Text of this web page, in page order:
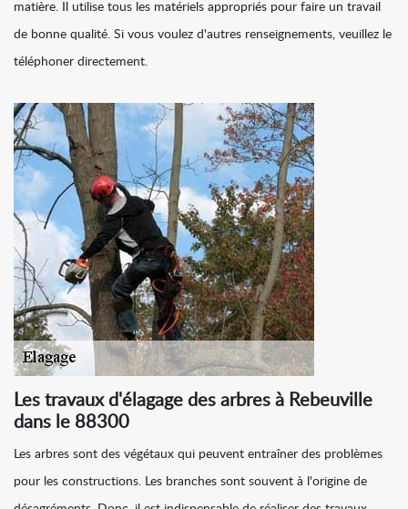
matière. Il utilise tous les matériels appropriés pour faire un travail
de bonne qualité. Si vous voulez d'autres renseignements, veuillez le
téléphoner directement.
Les travaux d'élagage des arbres à Rebeuville
dans le 88300
Les arbres sont des végétaux qui peuvent entraîner des problèmes
pour les constructions. Les branches sont souvent à l'origine de